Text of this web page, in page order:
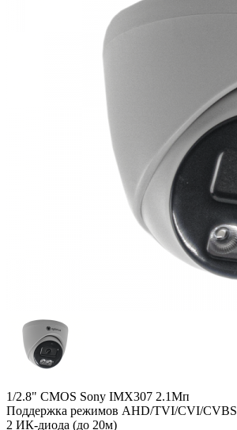
1/2.8" CMOS Sony IMX307 2.1Мп
Поддержка режимов AHD/TVI/CVI/CVBS
2 ИК-диода (до 20м)